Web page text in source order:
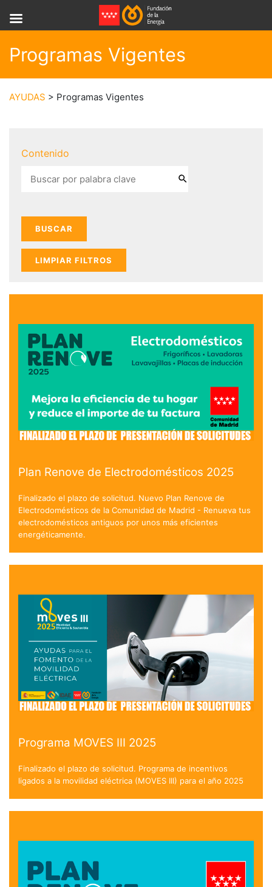
Programas Vigentes
AYUDAS > Programas Vigentes
Contenido
LIMPIAR FILTROS
Plan Renove de Electrodomésticos 2025
Finalizado el plazo de solicitud. Nuevo Plan Renove de
Electrodomésticos de la Comunidad de Madrid - Renueva tus
electrodomésticos antiguos por unos más eficientes
energéticamente.
Programa MOVES III 2025
Finalizado el plazo de solicitud. Programa de incentivos
ligados a la movilidad eléctrica (MOVES III) para el año 2025